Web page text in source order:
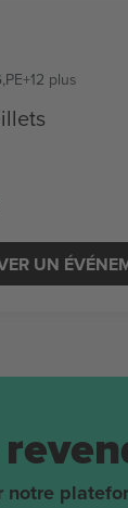
,PE+12 plus
UN